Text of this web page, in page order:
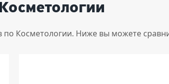
по Косметологии. Ниже вы можете